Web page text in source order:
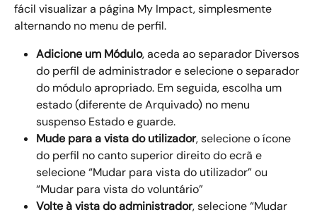
fácil visualizar a página My Impact, simplesmente
alternando no menu de perfil.
Adicione um Módulo, aceda ao separador Diversos
do perfil de administrador e selecione o separador
do módulo apropriado. Em seguida, escolha um
estado (diferente de Arquivado) no menu
suspenso Estado e guarde.
Mude para a vista do utilizador, selecione o ícone
do perfil no canto superior direito do ecrã e
selecione “Mudar para vista do utilizador” ou
“Mudar para vista do voluntário”
Volte à vista do administrador, selecione “Mudar